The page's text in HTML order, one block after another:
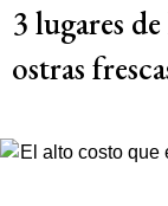
3 lugares
ostras